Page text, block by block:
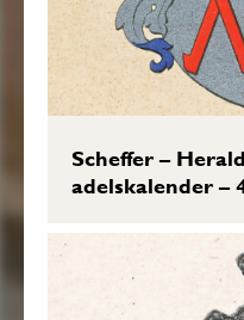
Scheffer –
adelskalender –